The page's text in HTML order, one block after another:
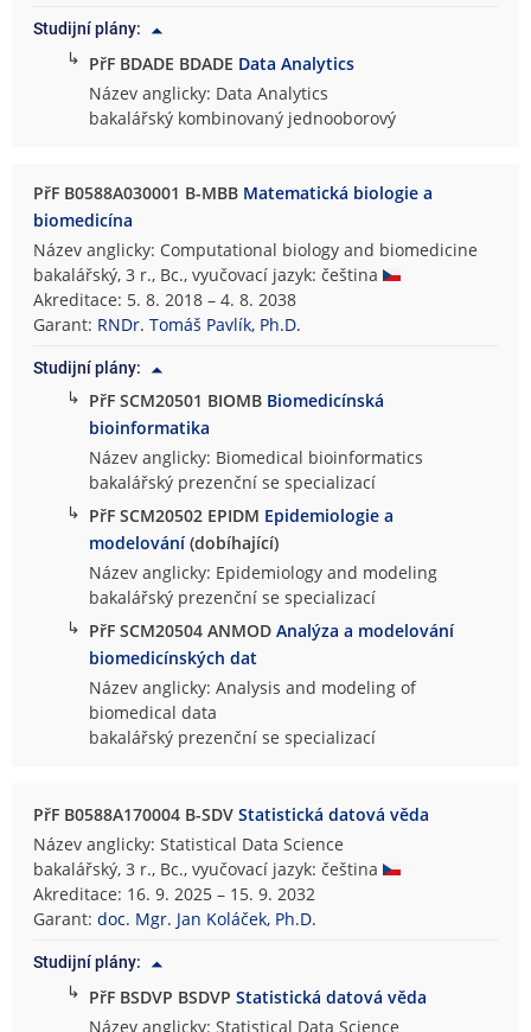
Studijní plány:
↳ PřF BDADE BDADE Data Analytics
Název anglicky: Data Analytics
bakalářský kombinovaný jednooborový
PřF B0588A030001 B-MBB Matematická biologie a
biomedicína
Název anglicky: Computational biology and biomedicine
bakalářský, 3 r., Bc., vyučovací jazyk: čeština
Akreditace: 5. 8. 2018 – 4. 8. 2038
Garant: RNDr. Tomáš Pavlík, Ph.D.
Studijní plány:
↳ PřF SCM20501 BIOMB Biomedicínská
bioinformatika
Název anglicky: Biomedical bioinformatics
bakalářský prezenční se specializací
↳ PřF SCM20502 EPIDM Epidemiologie a
modelování(dobíhající)
Název anglicky: Epidemiology and modeling
bakalářský prezenční se specializací
↳ PřF SCM20504 ANMODAnalýza a modelování
biomedicínských dat
Název anglicky: Analysis and modeling of
biomedical data
bakalářský prezenční se specializací
PřF B0588A170004 B-SDVStatistická datová věda
Název anglicky: Statistical Data Science
bakalářský, 3 r., Bc., vyučovací jazyk: čeština
Akreditace: 16. 9. 2025 – 15. 9. 2032
Garant:doc. Mgr. Jan Koláček, Ph.D.
Studijní plány:
↳ PřF BSDVP BSDVPStatistická datová věda
Název anglicky: Statistical Data Science